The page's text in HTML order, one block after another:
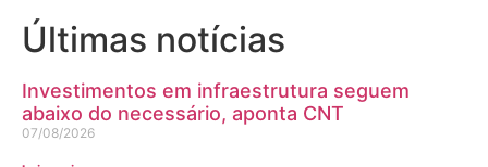
Últimas notícias
Investimentos em infraestrutura seguem
abaixo do necessário, aponta CNT
07/08/2026